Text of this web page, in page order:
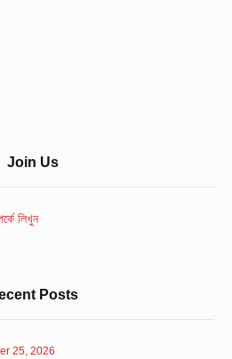
Join Us
লিখুন
Posts
25, 2026